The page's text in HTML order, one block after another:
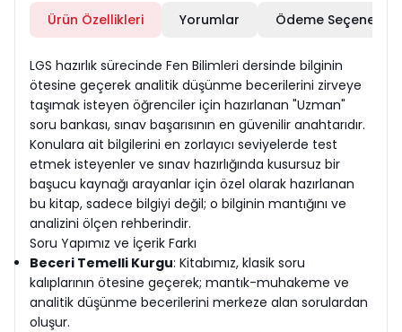
Ürün Özellikleri Yorumlar Ödeme Seçenekleri
LGS hazırlık sürecinde Fen Bilimleri dersinde bilginin
ötesine geçerek analitik düşünme becerilerini zirveye
taşımak isteyen öğrenciler için hazırlanan "Uzman"
soru bankası, sınav başarısının en güvenilir anahtarıdır.
Konulara ait bilgilerini en zorlayıcı seviyelerde test
etmek isteyenler ve sınav hazırlığında kusursuz bir
başucu kaynağı arayanlar için özel olarak hazırlanan
bu kitap, sadece bilgiyi değil; o bilginin mantığını ve
analizini ölçen rehberindir.
Soru Yapımız ve İçerik Farkı
Beceri Temelli Kurgu: Kitabımız, klasik soru
kalıplarının ötesine geçerek; mantık-muhakeme ve
analitik düşünme becerilerini merkeze alan sorulardan
oluşur.